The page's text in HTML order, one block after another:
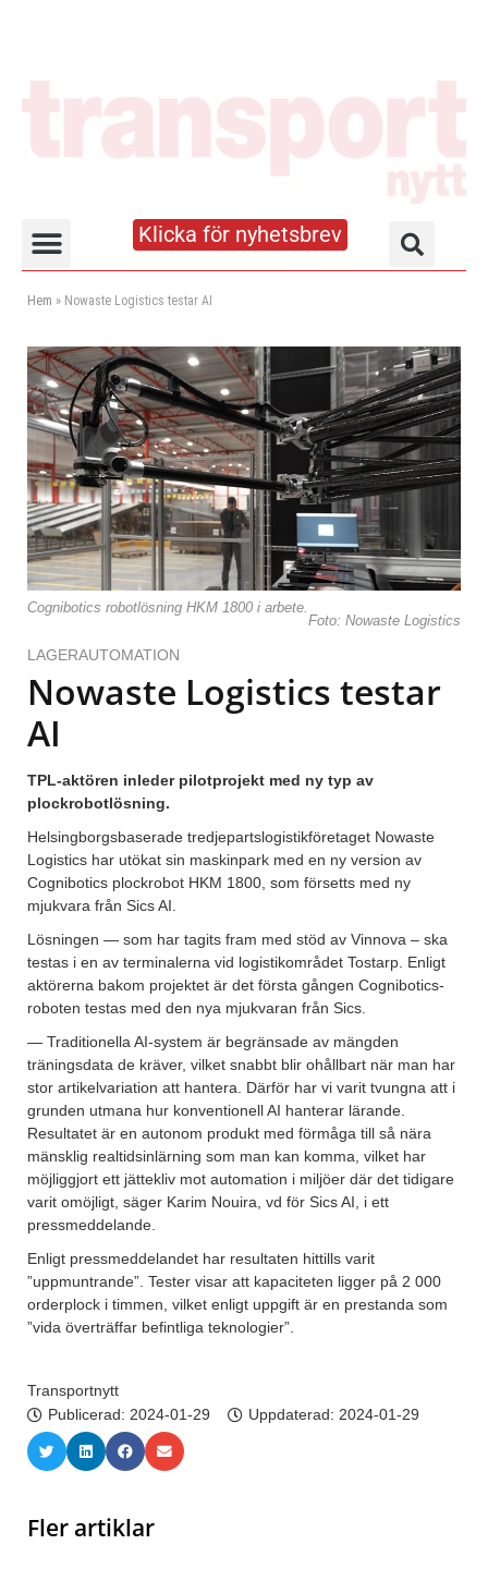
Klicka för nyhetsbrev
Hem » Nowaste Logistics testar AI
Cognibotics robotlösning HKM 1800 i arbete.
Foto: Nowaste Logistics
LAGERAUTOMATION
Nowaste Logistics testar
AI
TPL-aktören inleder pilotprojekt med ny typ av
plockrobotlösning.
Helsingborgsbaserade tredjepartslogistikföretaget Nowaste
Logistics har utökat sin maskinpark med en ny version av
Cognibotics plockrobot HKM 1800, som försetts med ny
mjukvara från Sics AI.
Lösningen — som har tagits fram med stöd av Vinnova – ska
testas i en av terminalerna vid logistikområdet Tostarp. Enligt
aktörerna bakom projektet är det första gången Cognibotics-
roboten testas med den nya mjukvaran från Sics.
— Traditionella AI-system är begränsade av mängden
träningsdata de kräver, vilket snabbt blir ohållbart när man har
stor artikelvariation att hantera. Därför har vi varit tvungna att i
grunden utmana hur konventionell AI hanterar lärande.
Resultatet är en autonom produkt med förmåga till så nära
mänsklig realtidsinlärning som man kan komma, vilket har
möjliggjort ett jättekliv mot automation i miljöer där det tidigare
varit omöjligt, säger Karim Nouira, vd för Sics AI, i ett
pressmeddelande.
Enligt pressmeddelandet har resultaten hittills varit
”uppmuntrande”. Tester visar att kapaciteten ligger på 2 000
orderplock i timmen, vilket enligt uppgift är en prestanda som
”vida överträffar befintliga teknologier”.
Transportnytt
Publicerad: 2024-01-29 Uppdaterad: 2024-01-29
Fler artiklar